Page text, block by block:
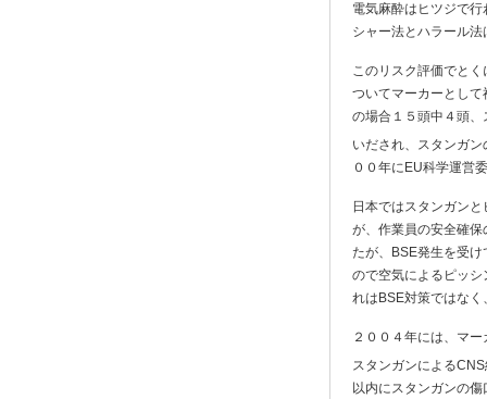
電気麻酔はヒツジで
シャー法とハラール
このリスク評価でと
ついてマーカーとし
の場合１５頭中４頭
いだされ、スタンガ
００年にEU科学運営
日本ではスタンガン
が、作業員の安全確
たが、BSE発生を受
ので空気によるピッ
れはBSE対策ではな
２００４年には、マ
スタンガンによる
以内にスタンガンの